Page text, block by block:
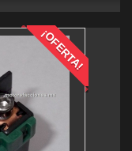
¡OFERTA!